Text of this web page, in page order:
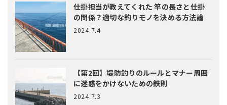
仕掛担当が教えてくれた竿の長さと仕掛
の関係？適切な釣りモノを決める方法論
2024.7.4
【第2回】堤防釣りのルールとマナー周囲
に迷惑をかけないための鉄則
2024.7.3